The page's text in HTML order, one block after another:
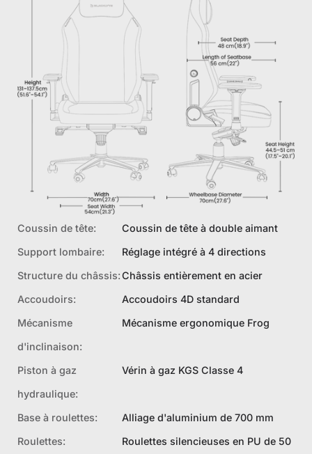
Coussin de tête:
Coussin de tête à double aimant
Support lombaire:
Réglage intégré à 4 directions
Structure du châssis:Châssis entièrement en acier
Accoudoirs:
Accoudoirs 4D standard
Mécanisme
d'inclinaison:
Mécanisme ergonomique Frog
Piston à gaz
hydraulique:
Vérin à gaz KGS Classe 4
Base à roulettes:
Alliage d'aluminium de 700 mm
Roulettes:
Roulettes silencieuses en PU de 50